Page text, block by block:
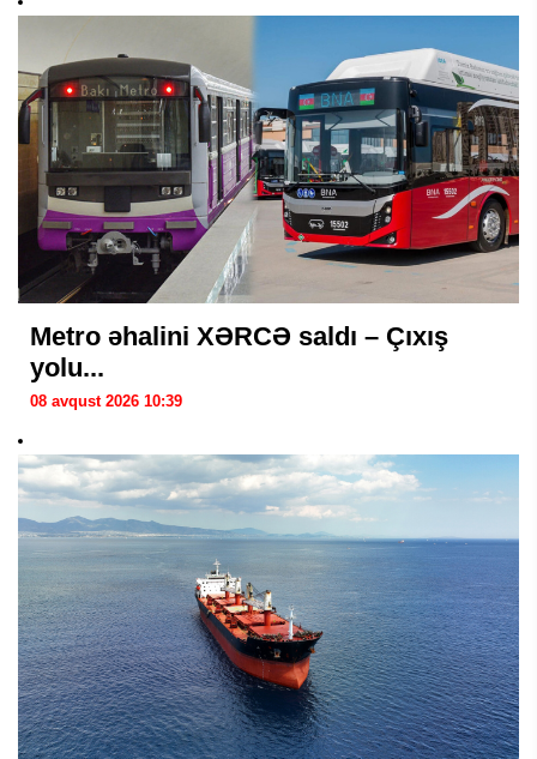
Metro əhalini XƏRCƏ saldı – Çıxış
yolu...
08 avqust 2026 10:39